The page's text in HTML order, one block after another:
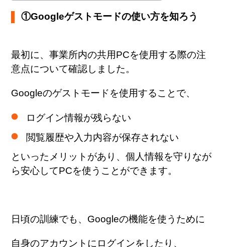
①Googleゲストモードの使い方を知ろう
最初に、事業所内の共用PCを使用する際の注
意点について確認しました。
Googleのゲストモードを使用することで、
ログイン情報が残らない
閲覧履歴や入力内容が保存されない
といったメリットがあり、個人情報を守りなが
ら安心してPCを使うことができます。
日頃の訓練でも、Googleの機能を使うために
自身のアカウントにログインをしたり、